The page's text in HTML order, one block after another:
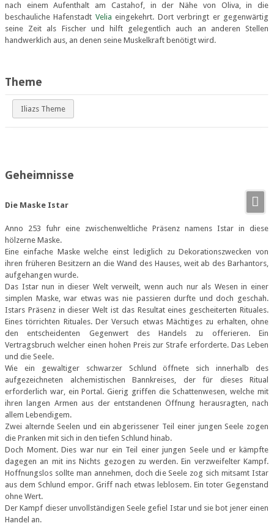
nach einem Aufenthalt am Castahof, in der Nähe von Oliva, in die
beschauliche Hafenstadt Velia eingekehrt. Dort verbringt er gegenwärtig
seine Zeit als Fischer und hilft gelegentlich auch an anderen Stellen
handwerklich aus, an denen seine Muskelkraft benötigt wird.
Theme
Iliazs Theme
Geheimnisse
Die Maske Istar
Anno 253 fuhr eine zwischenweltliche Präsenz namens Istar in diese
hölzerne Maske.
Eine einfache Maske welche einst lediglich zu Dekorationszwecken von
ihren früheren Besitzern an die Wand des Hauses, weit ab des Barhantors,
aufgehangen wurde.
Das Istar nun in dieser Welt verweilt, wenn auch nur als Wesen in einer
simplen Maske, war etwas was nie passieren durfte und doch geschah.
Istars Präsenz in dieser Welt ist das Resultat eines gescheiterten Rituales.
Eines törrichten Rituales. Der Versuch etwas Mächtiges zu erhalten, ohne
den entscheidenten Gegenwert des Handels zu offerieren. Ein
Vertragsbruch welcher einen hohen Preis zur Strafe erforderte. Das Leben
und die Seele.
Wie ein gewaltiger schwarzer Schlund öffnete sich innerhalb des
aufgezeichneten alchemistischen Bannkreises, der für dieses Ritual
erforderlich war, ein Portal. Gierig griffen die Schattenwesen, welche mit
ihren langen Armen aus der entstandenen Öffnung herausragten, nach
allem Lebendigem.
Zwei alternde Seelen und ein abgerissener Teil einer jungen Seele zogen
die Pranken mit sich in den tiefen Schlund hinab.
Doch Moment. Dies war nur ein Teil einer jungen Seele und er kämpfte
dagegen an mit ins Nichts gezogen zu werden. Ein verzweifelter Kampf.
Hoffnungslos sollte man annehmen, doch die Seele zog sich mitsamt Istar
aus dem Schlund empor. Griff nach etwas leblosem. Ein toter Gegenstand
ohne Wert.
Der Kampf dieser unvollständigen Seele gefiel Istar und sie bot jener einen
Handel an.